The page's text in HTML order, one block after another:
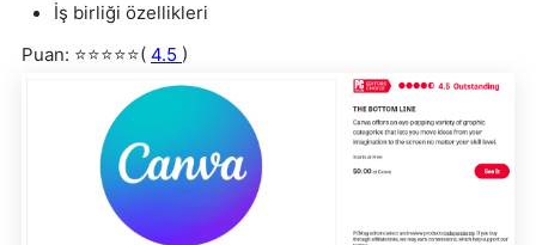
İş birliği özellikleri
Puan: ⭐⭐⭐⭐⭐( 4.5 )